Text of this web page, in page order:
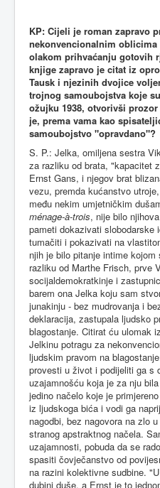
KP: Cijeli je roman zapravo
nekonvencionalnim
olakom prihvaćanju gotovih
knjige zapravo je citat iz
Tausk i njezinih dvojice
trojnog samoubojstva koje
ožujku 1938, otvorivši
je, prema vama kao
samoubojstvo "opravdano"?
S. P.: Jelka, omiljena sestra
za razliku od brata, "kapacitet
Ernst Gans, i njegov brat
vezu, premda kućanstvo
među nekim umjetničkim
ménage-à-trois, nije bilo
pameti dokazivati slobodarske
tumačiti i pokazivati na
njih je bilo pitanje intime
razliku od Marthe Frisch, prve
socijaldemokratkinje i
barem ona Jelka koju sam
junakinju - bez mudrovanja i
deklaracija, zastupala ljudsko
blagostanje. Citirat ću ulomak
Jelkinu potragu za
ljudskim pravom na
provesti u život i podijeliti ga s
uzajamnošću koja je za nju
jedino načelo koje je
iz ljudskoga bića i vodi ga
nagodbi, bez nagovora na zlo
stranog apstraktnog načela.
uzajamnosti, pobuda da se
spasiti čovječanstvo od
na razini kolektivne sudbine.
dubini duše, a Ernst je to